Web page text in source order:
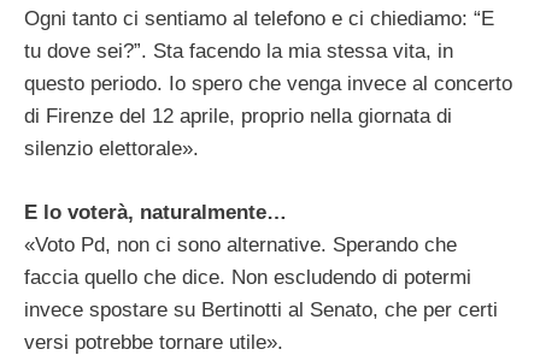
Ogni tanto ci sentiamo al telefono e ci chiediamo: “E
tu dove sei?”. Sta facendo la mia stessa vita, in
questo periodo. Io spero che venga invece al concerto
di Firenze del 12 aprile, proprio nella giornata di
silenzio elettorale».
E lo voterà, naturalmente…
«Voto Pd, non ci sono alternative. Sperando che
faccia quello che dice. Non escludendo di potermi
invece spostare su Bertinotti al Senato, che per certi
versi potrebbe tornare utile».